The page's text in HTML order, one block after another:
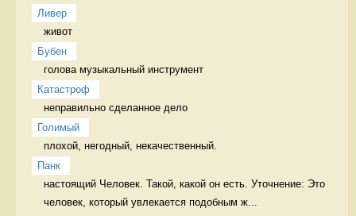
Ливер
живот
Бубен
голова музыкальный инструмент
Катастроф
неправильно сделанное дело
Голимый
плохой, негодный, некачественный.
Панк
настоящий Человек. Такой, какой он есть. Уточнение: Это
человек, который увлекается подобным ж...